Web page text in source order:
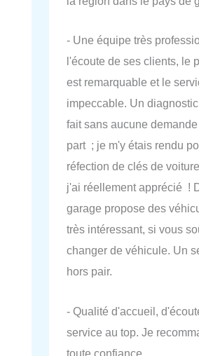
- Une équipe très
l'écoute de ses clients, le
est remarquable et le
impeccable. Un
fait sans aucune
part ; je m'y étais rendu
réfection de clés de
j'ai réellement apprécié !
garage propose des
très intéressant, si vous
changer de véhicule. Un
hors pair.
- Qualité d'accueil,
service au top. Je
toute confiance.